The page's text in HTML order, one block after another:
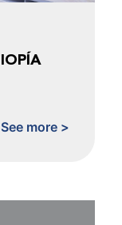
See more >